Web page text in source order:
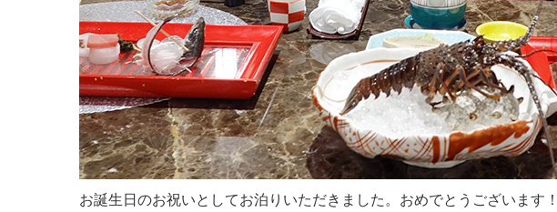
お誕生日のお祝いとしてお泊りいただきました。おめでとうございます！